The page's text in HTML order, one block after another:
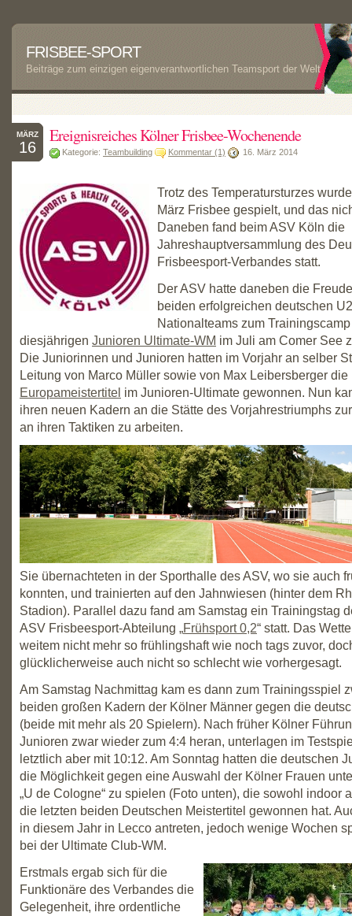
FRISBEE-SPORT
Beiträge zum einzigen eigenverantwortlichen Teamsport der Welt
MÄRZ
16
Ereignisreiches Kölner Frisbee-Wochenende
Kategorie: Teambuilding Kommentar (1) 16. März 2014
Trotz des Temperatursturzes
März Frisbee gespielt, und das
Daneben fand beim ASV Köln die
Jahreshauptversammlung des
Frisbeesport-Verbandes statt.
Der ASV hatte daneben die
beiden erfolgreichen deutschen
Nationalteams zum
diesjährigen Junioren Ultimate-WM im Juli am Comer See
Die Juniorinnen und Junioren hatten im Vorjahr an selber
Leitung von Marco Müller sowie von Max Leibersberger die
Europameistertitel im Junioren-Ultimate gewonnen. Nun
ihren neuen Kadern an die Stätte des Vorjahrestriumphs
an ihren Taktiken zu arbeiten.
Sie übernachteten in der Sporthalle des ASV, wo sie auch
konnten, und trainierten auf den Jahnwiesen (hinter dem
Stadion). Parallel dazu fand am Samstag ein Trainingstag
ASV Frisbeesport-Abteilung „Frühsport 0,2“ statt. Das
weitem nicht mehr so frühlingshaft wie noch tags zuvor,
glücklicherweise auch nicht so schlecht wie vorhergesagt.
Am Samstag Nachmittag kam es dann zum Trainingsspiel
beiden großen Kadern der Kölner Männer gegen die
(beide mit mehr als 20 Spielern). Nach früher Kölner
Junioren zwar wieder zum 4:4 heran, unterlagen im
letztlich aber mit 10:12. Am Sonntag hatten die deutschen
die Möglichkeit gegen eine Auswahl der Kölner Frauen
„U de Cologne“ zu spielen (Foto unten), die sowohl indoor
die letzten beiden Deutschen Meistertitel gewonnen hat.
in diesem Jahr in Lecco antreten, jedoch wenige Wochen
bei der Ultimate Club-WM.
Erstmals ergab sich für die
Funktionäre des Verbandes die
Gelegenheit, ihre ordentliche